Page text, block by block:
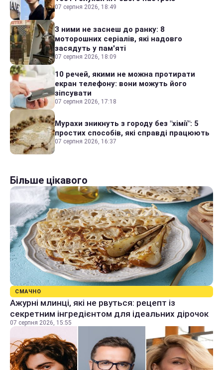
07 серпня 2026, 18:49
З ними не заснеш до ранку: 8
моторошних серіалів, які надовго
засядуть у пам'яті
07 серпня 2026, 18:09
10 речей, якими не можна протирати
екран телефону: вони можуть його
зіпсувати
07 серпня 2026, 17:18
Мурахи зникнуть з городу без "хімії": 5
простих способів, які справді працюють
07 серпня 2026, 16:37
Більше цікавого
СМАЧНО
Ажурні млинці, які не рвуться: рецепт із
секретним інгредієнтом для ідеальних дірочок
07 серпня 2026, 15:55